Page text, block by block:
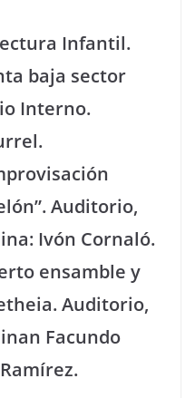
Infantil.
baja sector
Interno.
Auditorio,
Ivón Cornaló.
ensamble y
Auditorio,
Facundo